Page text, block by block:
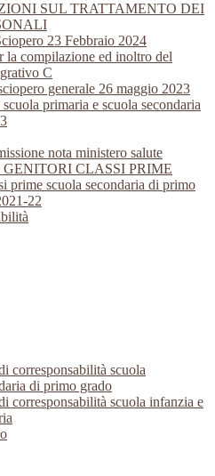
SUL TRATTAMENTO DEI
23 Febbraio 2024
la compilazione ed inoltro del
C
generale 26 maggio 2023
primaria e scuola secondaria
nota ministero salute
CLASSI PRIME
prime scuola secondaria di primo
22
corresponsabilità scuola
di primo grado
corresponsabilità scuola infanzia e